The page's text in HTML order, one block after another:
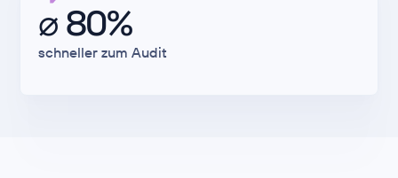
⌀ 80%
schneller zum Audit